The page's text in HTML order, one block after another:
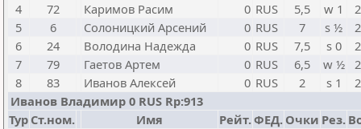
4
72 Каримов Расим 0 RUS 5,5 w 1
2
5
6 Солоницкий Арсений 0 RUS 7 s ½
2
6
24 Володина Надежда 0 RUS 7,5 s 0
2
7
79 Гаетов Артем 0 RUS 6,5 w ½ 2
8
83 Иванов Алексей 0 RUS 2 s 1
2
Иванов Владимир 0 RUS Rp:913
Тур Ст.ном. Имя Рейт.ФЕД. Очки Рез.